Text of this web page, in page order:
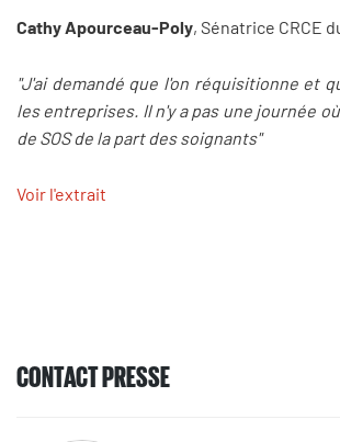
Cathy Apourceau-Poly, Sénatrice CRCE
"J'ai demandé que l'on réquisitionne et
les entreprises. Il n'y a pas une journée
de SOS de la part des soignants"
Voir l'extrait
CONTACT PRESSE